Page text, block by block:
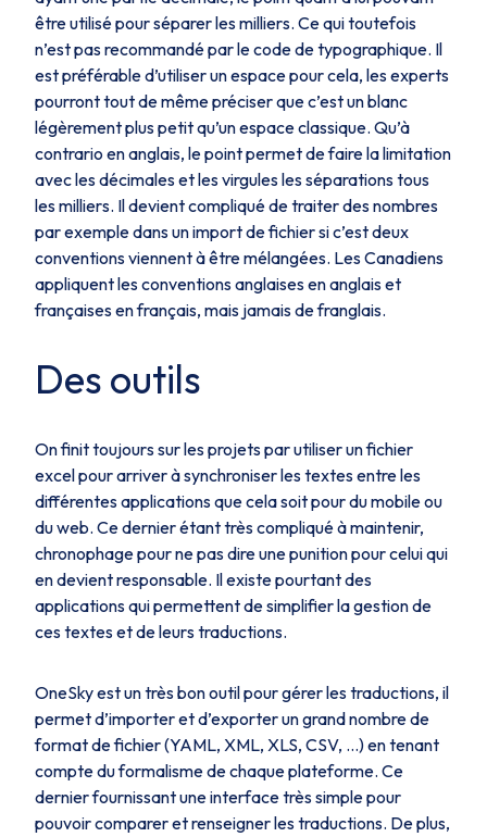
être utilisé pour séparer les milliers. Ce qui toutefois
n’est pas recommandé par le code de typographique. Il
est préférable d’utiliser un espace pour cela, les experts
pourront tout de même préciser que c’est un blanc
légèrement plus petit qu’un espace classique. Qu’à
contrario en anglais, le point permet de faire la limitation
avec les décimales et les virgules les séparations tous
les milliers. Il devient compliqué de traiter des nombres
par exemple dans un import de fichier si c’est deux
conventions viennent à être mélangées. Les Canadiens
appliquent les conventions anglaises en anglais et
françaises en français, mais jamais de franglais.
Des outils
On finit toujours sur les projets par utiliser un fichier
excel pour arriver à synchroniser les textes entre les
différentes applications que cela soit pour du mobile ou
du web. Ce dernier étant très compliqué à maintenir,
chronophage pour ne pas dire une punition pour celui qui
en devient responsable. Il existe pourtant des
applications qui permettent de simplifier la gestion de
ces textes et de leurs traductions.
OneSky est un très bon outil pour gérer les traductions, il
permet d’importer et d’exporter un grand nombre de
format de fichier (YAML, XML, XLS, CSV, …) en tenant
compte du formalisme de chaque plateforme. Ce
dernier fournissant une interface très simple pour
pouvoir comparer et renseigner les traductions. De plus,